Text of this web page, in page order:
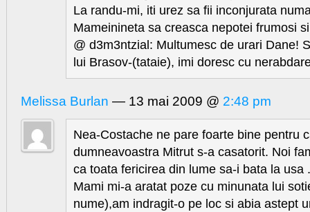
La randu-mi, iti urez sa fii inconjurata
Mameinineta sa creasca nepotei frumosi
@ d3m3ntzial: Multumesc de urari Dane!
lui Brasov-(tataie), imi doresc cu
Melissa Burlan — 13 mai 2009 @ 2:48 pm
Nea-Costache ne pare foarte bine pentru
dumneavoastra Mitrut s-a casatorit. Noi
ca toata fericirea din lume sa-i bata la usa .
Mami mi-a aratat poze cu minunata lui
nume),am indragit-o pe loc si abia astept